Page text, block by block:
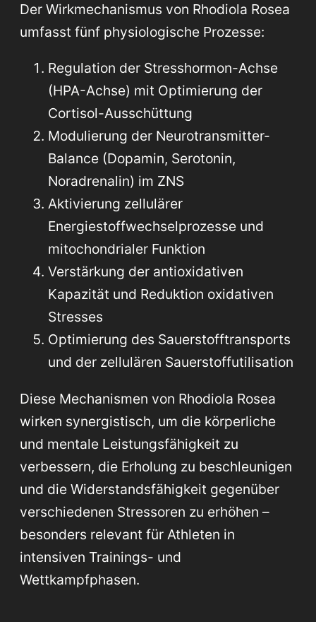
Der Wirkmechanismus von Rhodiola Rosea
umfasst fünf physiologische Prozesse:
Regulation der Stresshormon-Achse
(HPA-Achse) mit Optimierung der
Cortisol-Ausschüttung
Modulierung der Neurotransmitter-
Balance (Dopamin, Serotonin,
Noradrenalin) im ZNS
Aktivierung zellulärer
Energiestoffwechselprozesse und
mitochondrialer Funktion
Verstärkung der antioxidativen
Kapazität und Reduktion oxidativen
Stresses
Optimierung des Sauerstofftransports
und der zellulären Sauerstoffutilisation
Diese Mechanismen von Rhodiola Rosea
wirken synergistisch, um die körperliche
und mentale Leistungsfähigkeit zu
verbessern, die Erholung zu beschleunigen
und die Widerstandsfähigkeit gegenüber
verschiedenen Stressoren zu erhöhen –
besonders relevant für Athleten in
intensiven Trainings- und
Wettkampfphasen.